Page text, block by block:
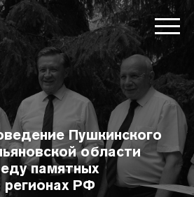
Пушкинского
области
памятных
РФ